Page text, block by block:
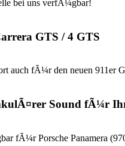
bei uns verfÃ¼gbar!
GTS / 4 GTS
auch fÃ¼r den neuen 911er
Sound fÃ¼r
fÃ¼r Porsche Panamera